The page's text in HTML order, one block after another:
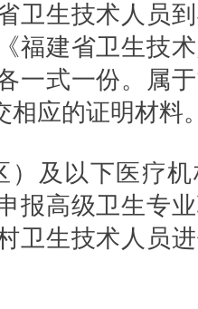
卫生技术人员
福建省卫生技
一式一份。属
相应的证明材料
）及以下医疗
报高级卫生专
卫生技术人员